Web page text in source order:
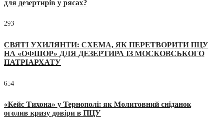
для дезертирів у рясах?
293
СВЯТІ УХИЛЯНТИ: СХЕМА, ЯК ПЕРЕТВОРИТИ ПЦУ
НА «ОФШОР» ДЛЯ ДЕЗЕРТИРА ІЗ МОСКОВСЬКОГО
ПАТРІАРХАТУ
654
«Кейс Тихона» у Тернополі: як Молитовний сніданок
оголив кризу довіри в ПЦУ